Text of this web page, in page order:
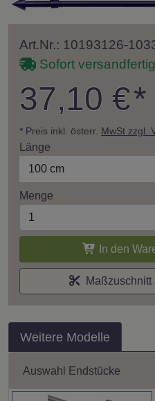
Art.Nr.: 10193126-
Sofort
37,10 €*
* Preis inkl. österr. MwSt zzgl.
Länge
100 cm
Menge
In den
Maßzuschnitt
Weitere Modelle
Auswahl Endstücke